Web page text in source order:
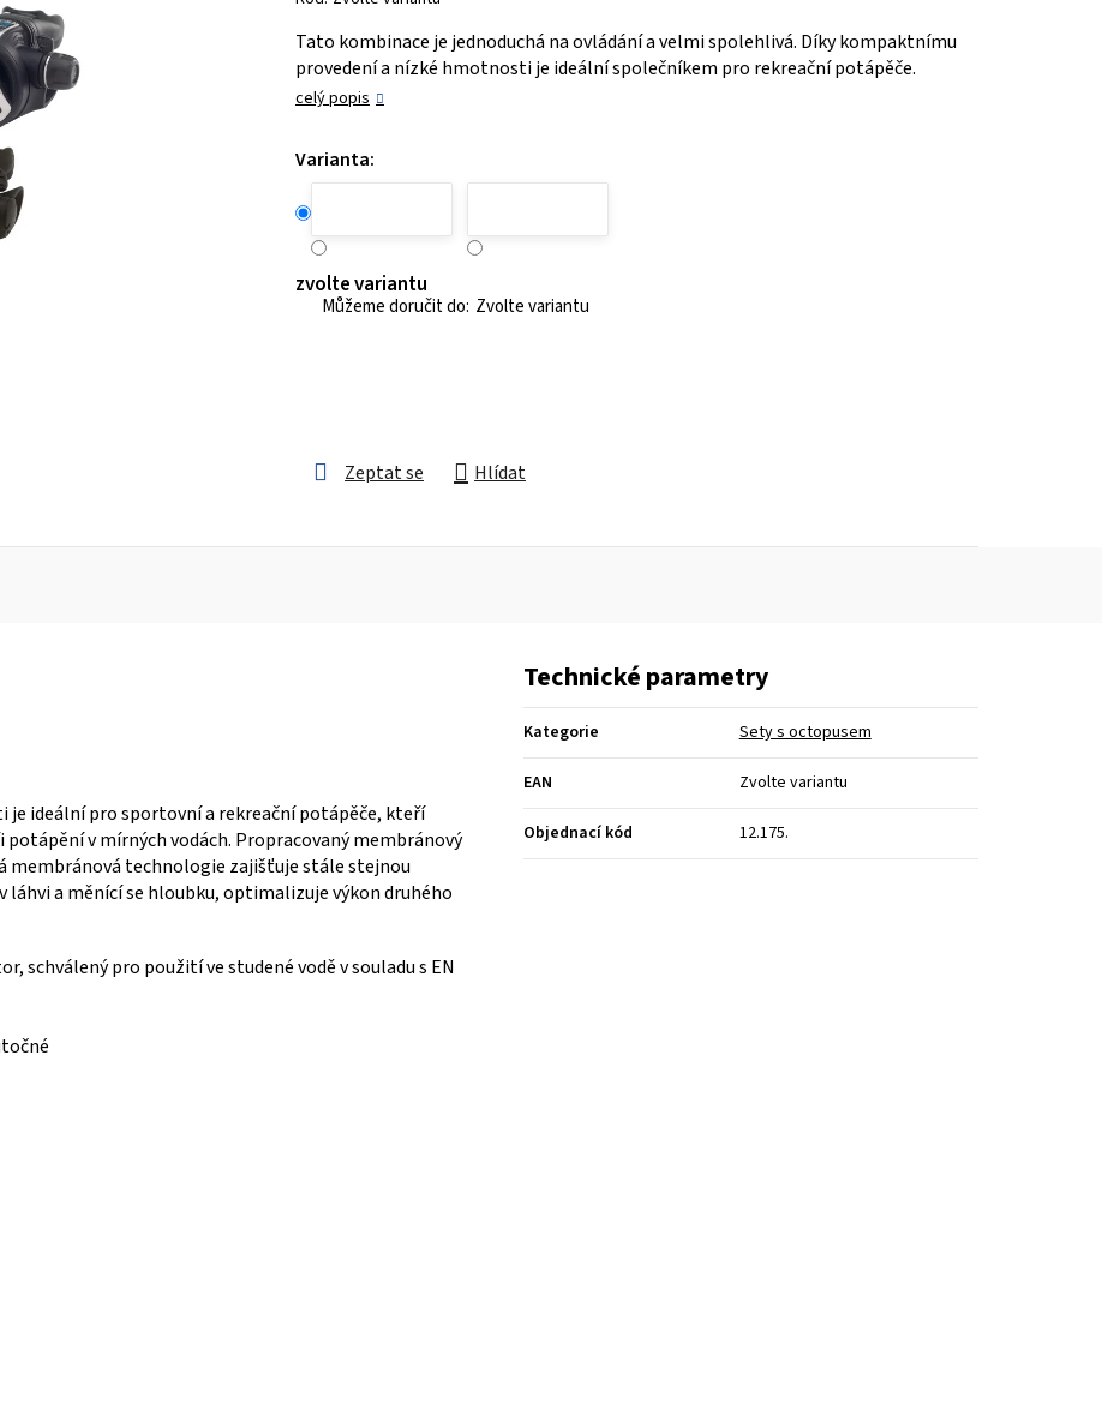
0,0
z 5
hvězdiček.
Tato kombinace je jednoduchá na ovládání a velmi spolehlivá. Díky kompaktnímu
provedení a nízké hmotnosti je ideální společníkem pro rekreační potápěče.
celý popis
Varianta:
zvolte variantu
Zvolte variantu
Zeptat se Hlídat
ideální pro sportovní a rekreační potápěče, kteří
v mírných vodách. Propracovaný membránový
membránová technologie zajišťuje stále stejnou
láhvi a měnící se hloubku, optimalizuje výkon druhého
schválený pro použití ve studené vodě v souladu s EN
Technické parametry
Kategorie Sety s octopusem
EAN Zvolte variantu
Objednací kód 12.175.